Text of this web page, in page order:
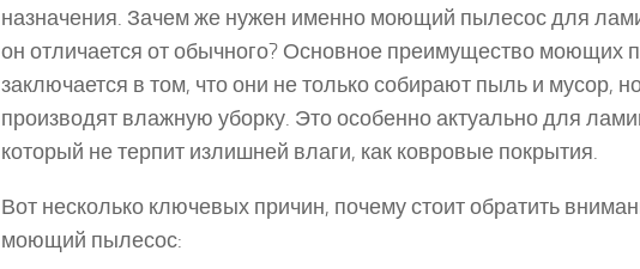
назначения. Зачем же нужен именно моющий пылесос для
он отличается от обычного? Основное преимущество моющих
заключается в том, что они не только собирают пыль и мусор,
производят влажную уборку. Это особенно актуально для
который не терпит излишней влаги, как ковровые покрытия.
Вот несколько ключевых причин, почему стоит обратить
моющий пылесос: